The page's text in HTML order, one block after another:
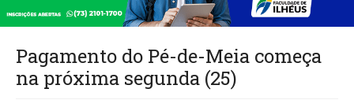
Pagamento do Pé-de-Meia começa
na próxima segunda (25)